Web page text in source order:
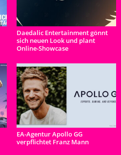
Daedalic Entertainment gönnt
sich neuen Look und plant
Online-Showcase
EA-Agentur Apollo GG
verpflichtet Franz Mann